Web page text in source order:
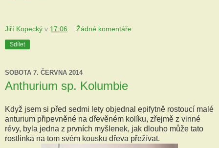
Jiří Kopecký v 17:06 Žádné komentáře:
Sdílet
SOBOTA 7. ČERVNA 2014
Anthurium sp. Kolumbie
Když jsem si před sedmi lety objednal epifytně rostoucí malé
anturium připevněné na dřevěném kolíku, zřejmě z vinné
révy, byla jedna z prvních myšlenek, jak dlouho může tato
rostlinka na tom svém kousku dřeva přežívat.